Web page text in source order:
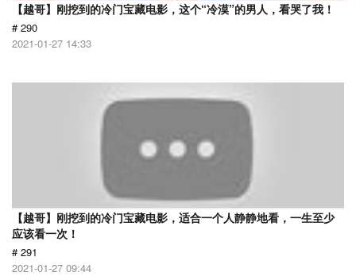
【越哥】刚挖到的冷门宝藏电影，这个“冷漠”的男人，看哭了我！
# 290
2021-01-27 14:33
【越哥】刚挖到的冷门宝藏电影，适合一个人静静地看，一生至少
应该看一次！
# 291
2021-01-27 09:44